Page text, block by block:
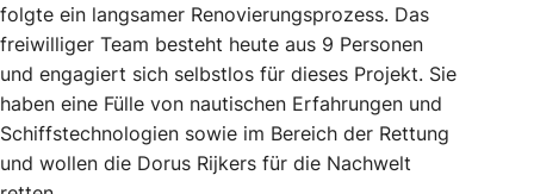
folgte ein langsamer Renovierungsprozess. Das
freiwilliger Team besteht heute aus 9 Personen
und engagiert sich selbstlos für dieses Projekt. Sie
haben eine Fülle von nautischen Erfahrungen und
Schiffstechnologien sowie im Bereich der Rettung
und wollen die Dorus Rijkers für die Nachwelt